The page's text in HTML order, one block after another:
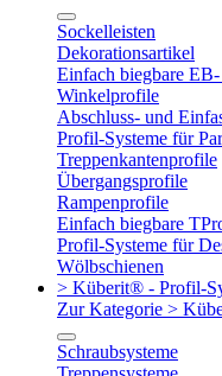
Sockelleisten
Dekorationsartikel
Einfach biegbare
Winkelprofile
Abschluss- und
Profil-Systeme für
Treppenkantenprofile
Übergangsprofile
Rampenprofile
Einfach biegbare
Profil-Systeme für
Wölbschienen
> Küberit® - Profil-
Zur Kategorie >
Schraubsysteme